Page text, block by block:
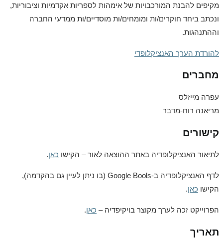
מקיפים להבנת המורכבויות של אימהות לספריות אקדמיות וציבוריות,
ונכתב ביחד חוקרים/ות ומומחים/ות מוסדיים/ות ממדעי החברה
וההתנהגות.
להורדת הערך האנציקלופדי
מחברים
עפרה מייזלס
מריאנה רוח-מדבר
קישורים
לתיאור האנציקלופדיה באתר ההוצאה לאור – הקישו כאן.
לדף האנציקלופדיה ב-Google Bools (בו ניתן לעיין גם בהקדמה),
הקישו כאן.
הפרוייקט זכה לערך מקוצר בויקיפדיה – כאן.
תאריך